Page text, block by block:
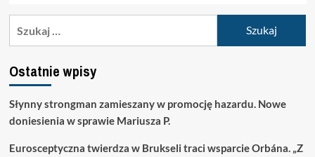
Ostatnie wpisy
Słynny strongman zamieszany w promocję hazardu. Nowe
doniesienia w sprawie Mariusza P.
Eurosceptyczna twierdza w Brukseli traci wsparcie Orbána. „Z